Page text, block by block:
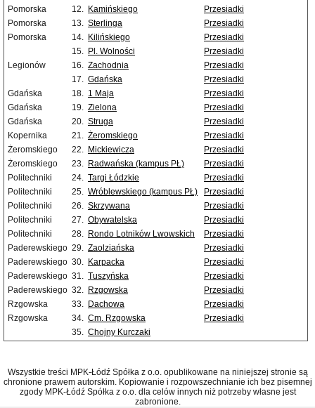
Pomorska
12. Kamińskiego
Przesiadki
Pomorska
13. Sterlinga
Przesiadki
Pomorska
14. Kilińskiego
Przesiadki
15. Pl. Wolności
Przesiadki
Legionów
16. Zachodnia
Przesiadki
17. Gdańska
Przesiadki
Gdańska
18. 1 Maja
Przesiadki
Gdańska
19. Zielona
Przesiadki
Gdańska
20. Struga
Przesiadki
Kopernika
21. Żeromskiego
Przesiadki
Żeromskiego
22. Mickiewicza
Przesiadki
Żeromskiego
23. Radwańska (kampus PŁ)
Przesiadki
Politechniki
24. Targi Łódzkie
Przesiadki
Politechniki
25. Wróblewskiego (kampus PŁ)
Przesiadki
Politechniki
26. Skrzywana
Przesiadki
Politechniki
27. Obywatelska
Przesiadki
Politechniki
28. Rondo Lotników Lwowskich
Przesiadki
Paderewskiego 29. Zaolziańska
Przesiadki
Paderewskiego 30. Karpacka
Przesiadki
Paderewskiego 31. Tuszyńska
Przesiadki
Paderewskiego 32. Rzgowska
Przesiadki
Rzgowska
33. Dachowa
Przesiadki
Rzgowska
34. Cm. Rzgowska
Przesiadki
35. Chojny Kurczaki
Wszystkie treści MPK-Łódź Spółka z o.o. opublikowane na niniejszej stronie są
chronione prawem autorskim. Kopiowanie i rozpowszechnianie ich bez pisemnej
zgody MPK-Łódź Spółka z o.o. dla celów innych niż potrzeby własne jest
zabronione.